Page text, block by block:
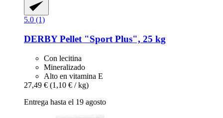
5.0 (1)
DERBYPellet "Sport Plus", 25 kg
Con lecitina
Mineralizado
Alto en vitamina E
27,49 € (1,10 € / kg)
Entrega hasta el 19 agosto